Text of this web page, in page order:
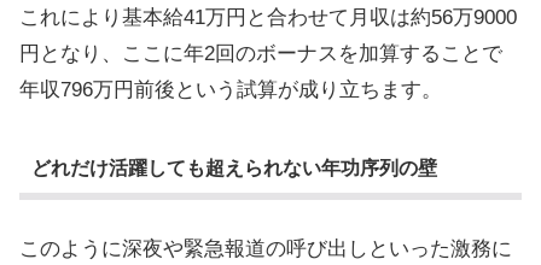
これにより基本給41万円と合わせて月収は約56万9000
円となり、ここに年2回のボーナスを加算することで
年収796万円前後という試算が成り立ちます。
どれだけ活躍しても超えられない年功序列の壁
このように深夜や緊急報道の呼び出しといった激務に